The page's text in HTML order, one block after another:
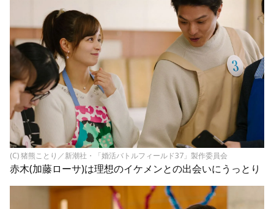
(C) 猪熊ことり／新潮社・「婚活バトルフィールド37」製作委員会
赤木(加藤ローサ)は理想のイケメンとの出会いにうっとり